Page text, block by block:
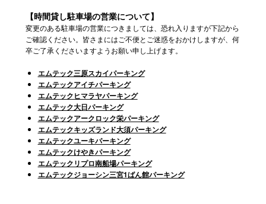
【時間貸し駐車場の営業について】
変更のある駐車場の営業につきましては、恐れ入りますが下記から
ご確認ください。皆さまにはご不便とご迷惑をおかけしますが、何
卒ご了承くださいますようお願い申し上げます。
エムテック三原スカイパーキング
エムテックアイチパーキング
エムテックヒマラヤパーキング
エムテック大日パーキング
エムテックアークロック栄パーキング
エムテックキッズランド大須パーキング
エムテックユーキパーキング
エムテックけやきパーキング
エムテックリプロ南船場パーキング
エムテックジョーシン三宮1ばん館パーキング